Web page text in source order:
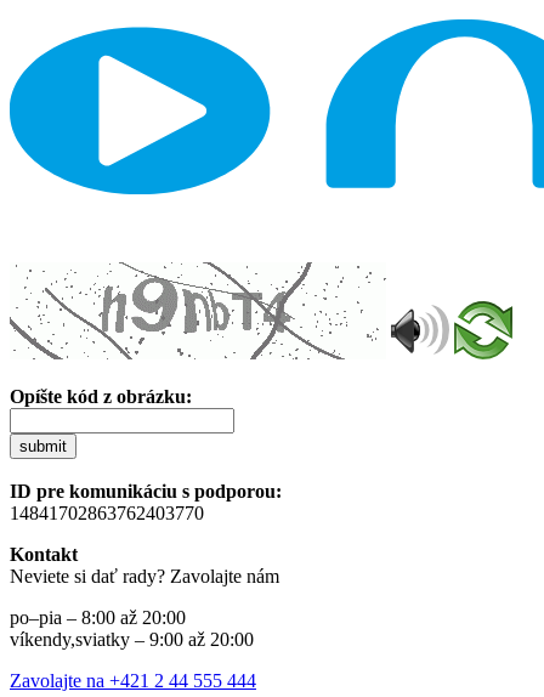
Opíšte kód z obrázku:
submit
ID pre komunikáciu s podporou:
14841702863762403770
Kontakt
Neviete si dať rady? Zavolajte nám
po–pia – 8:00 až 20:00
víkendy,sviatky – 9:00 až 20:00
Zavolajte na +421 2 44 555 444